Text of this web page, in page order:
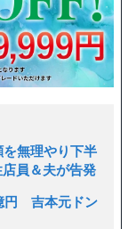
を無理やり下半
員＆夫が告発
円 吉本元ドン